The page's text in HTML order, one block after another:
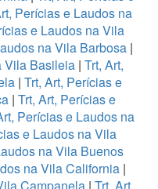
Perícias e Laudos na
e Laudos na Vila
na Vila Barbosa|
Vila Basileia | Trt, Art,
| Trt, Art, Perícias e
| Trt, Art, Perícias e
Perícias e Laudos na
e Laudos na Vila
na Vila Buenos
na Vila California |